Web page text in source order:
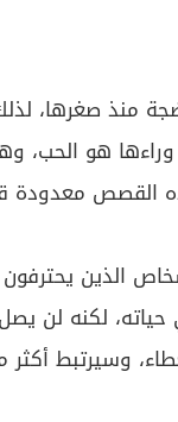
منذ صغرها،
وراءها هو
القصص معدودة قد
الذين
لكنه لن
وسيرتبط أكثر